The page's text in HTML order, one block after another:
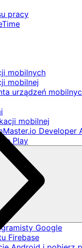
pracy
mobilnych
mobilnej
urządzeń
mobilnej
Developer
Play
Google
Firebase